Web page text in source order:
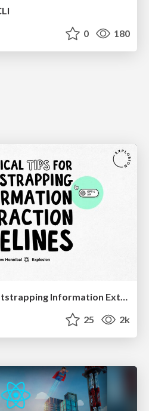
0 180
Practical Tips for Bootstrapping Information Extraction Pipelines
25 2k